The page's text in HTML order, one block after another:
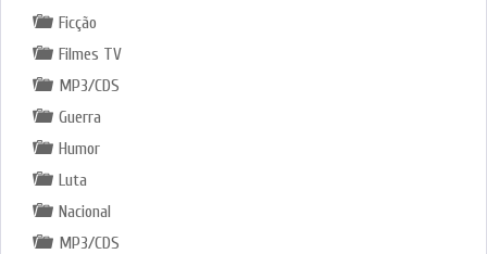
Ficção
Filmes TV
MP3/CDS
Guerra
Humor
Luta
Nacional
MP3/CDS